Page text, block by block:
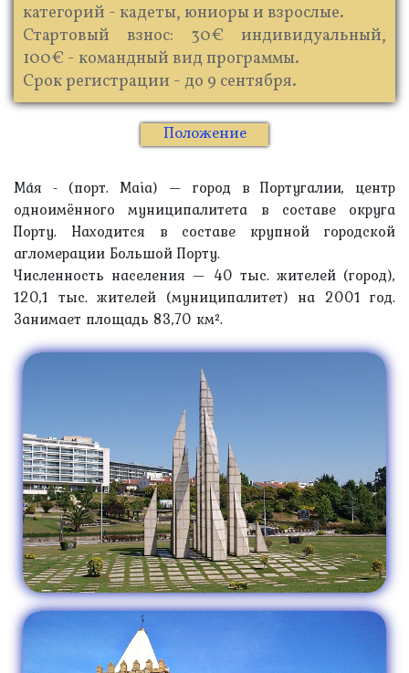
категорий - кадеты, юниоры и взрослые.
Стартовый взнос: 30€ индивидуальный,
100€ - командный вид программы.
Срок регистрации - до 9 сентября.
Положение
Ма́я - (порт. Maia) — город в Португалии, центр
одноимённого муниципалитета в составе округа
Порту. Находится в составе крупной городской
агломерации Большой Порту.
Численность населения — 40 тыс. жителей (город),
120,1 тыс. жителей (муниципалитет) на 2001 год.
Занимает площадь 83,70 км².